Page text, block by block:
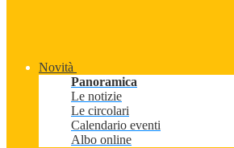
Novità
Panoramica
Le notizie
Le circolari
Calendario eventi
Albo online